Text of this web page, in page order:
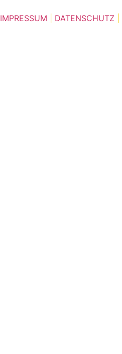
IMPRESSUM DATENSCHUTZ